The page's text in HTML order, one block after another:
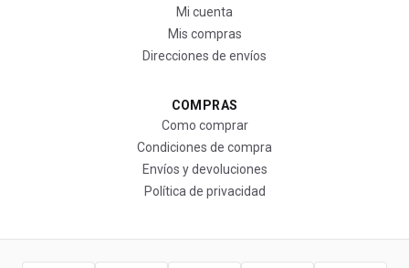
Mi cuenta
Mis compras
Direcciones de envíos
COMPRAS
Como comprar
Condiciones de compra
Envíos y devoluciones
Política de privacidad